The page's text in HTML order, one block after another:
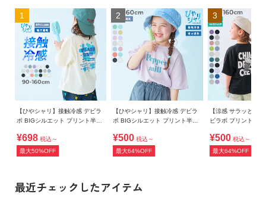
・生産時期により、多少色味が異なる場合がございますが、
素材・サイズ等の品質に違いはございません。
・ご使用のパソコンやブラウザの環境により、実際の色とは
多少異なる場合がございます。
1
【ひやシャリ】接触冷感 デビラ
ボ BIGシルエット プリント半袖
¥698 税込～
最大50%OFF
2
【ひやシャリ】接触冷感 デビラ
ボ BIGシルエット プリント半袖
¥500 税込～
最大64%OFF
3
【涼感 サラッとメ
ビラボ プリント 半
¥500 税込～
最大64%OFF
最近チェックしたアイテム